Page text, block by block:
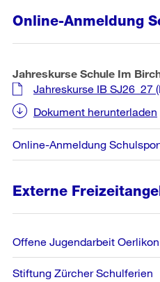
Online-Anmeldung
Jahreskurse Schule Im
Jahreskurse IB SJ26_27
Dokument herunterladen
Online-Anmeldung
Externe
Offene Jugendarbeit Oerlikon
Stiftung Zürcher Schulferien